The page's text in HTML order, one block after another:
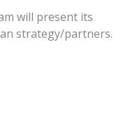
will present its
strategy/partners.